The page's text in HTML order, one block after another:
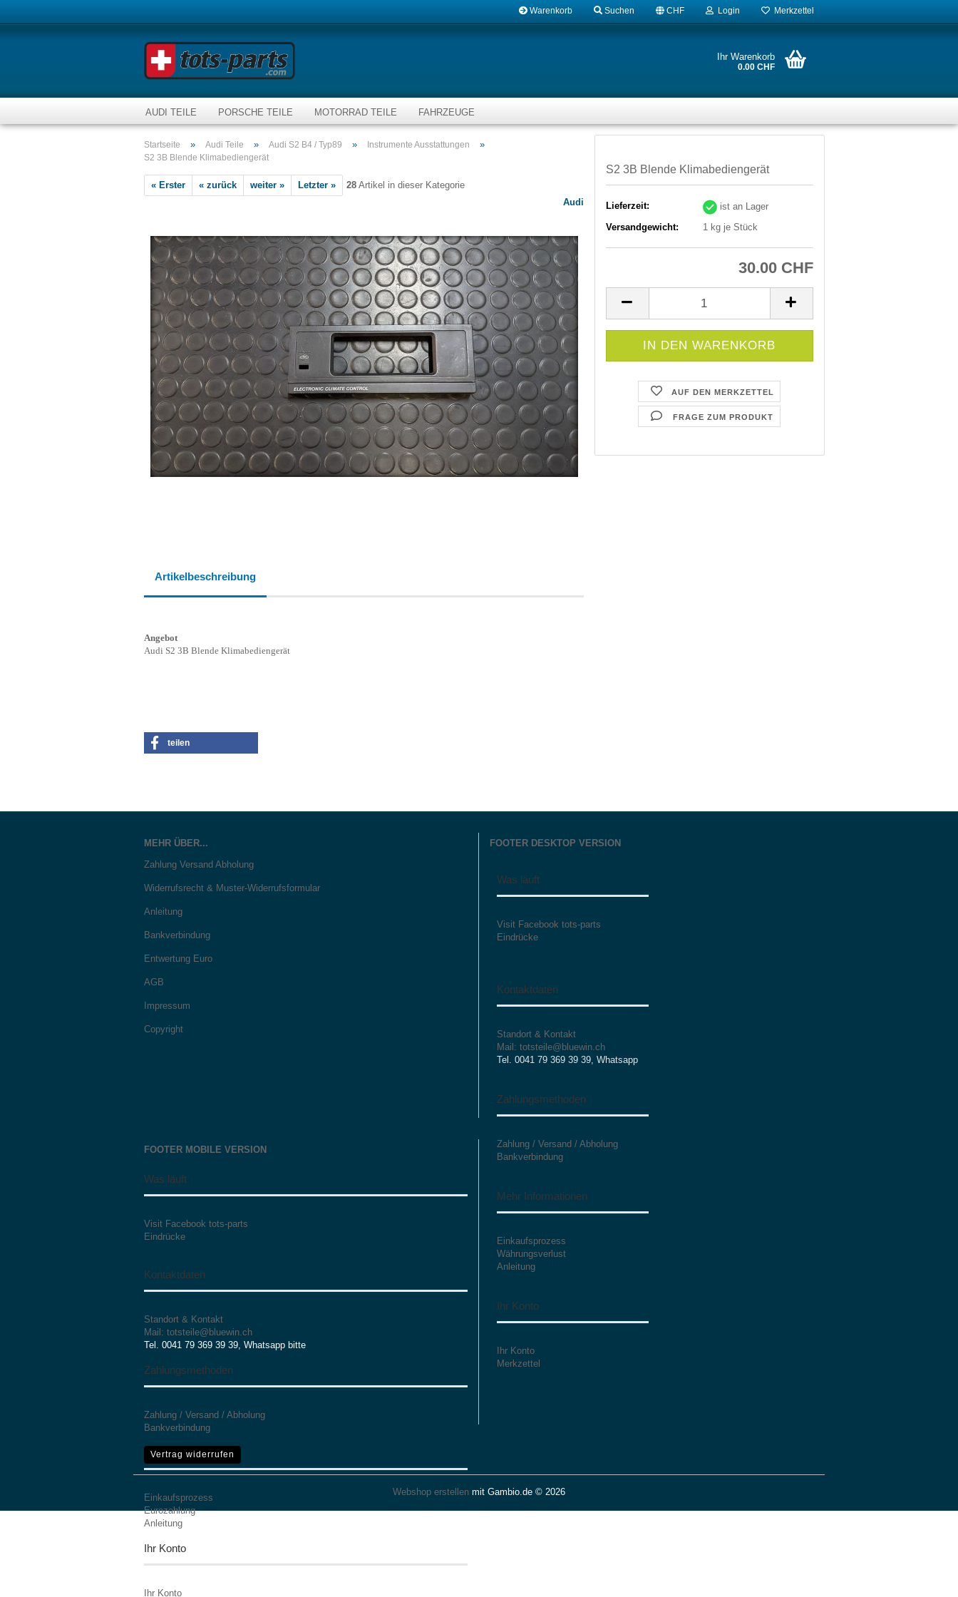
Warenkorb Suchen CHF Login Merkzettel
Ihr Warenkorb
0.00 CHF
AUDI TEILE PORSCHE TEILE MOTORRAD TEILE FAHRZEUGE
Startseite » Audi Teile » Audi S2 B4 / Typ89 » Instrumente Ausstattungen »
S2 3B Blende Klimabediengerät
« Erster « zurück weiter » Letzter » 28 Artikel in dieser Kategorie
Audi
S2 3B Blende Klimabediengerät
Lieferzeit:
ist an Lager
Versandgewicht:
1 kg je Stück
30.00 CHF
AUF DEN MERKZETTEL
FRAGE ZUM PRODUKT
Artikelbeschreibung
Angebot
Audi S2 3B Blende Klimabediengerät
teilen
MEHR ÜBER...
Zahlung Versand Abholung
Widerrufsrecht & Muster-Widerrufsformular
Anleitung
Bankverbindung
Entwertung Euro
AGB
Impressum
Copyright
FOOTER DESKTOP VERSION
Was läuft
Visit Facebook tots-parts
Eindrücke
Kontaktdaten
Standort & Kontakt
Mail: totsteile@bluewin.ch
Tel. 0041 79 369 39 39, Whatsapp
Zahlungsmethoden
Zahlung / Versand / Abholung
Bankverbindung
Mehr Informationen
Einkaufsprozess
Währungsverlust
Anleitung
Ihr Konto
Ihr Konto
Merkzettel
FOOTER MOBILE VERSION
Was läuft
Visit Facebook tots-parts
Eindrücke
Kontaktdaten
Standort & Kontakt
Mail: totsteile@bluewin.ch
Tel. 0041 79 369 39 39, Whatsapp bitte
Zahlungsmethoden
Zahlung / Versand / Abholung
Bankverbindung
Mehr Informationen
Einkaufsprozess
Eurozahlung
Anleitung
Ihr Konto
Ihr Konto
Vertrag widerrufen
Webshop erstellen mit Gambio.de © 2026